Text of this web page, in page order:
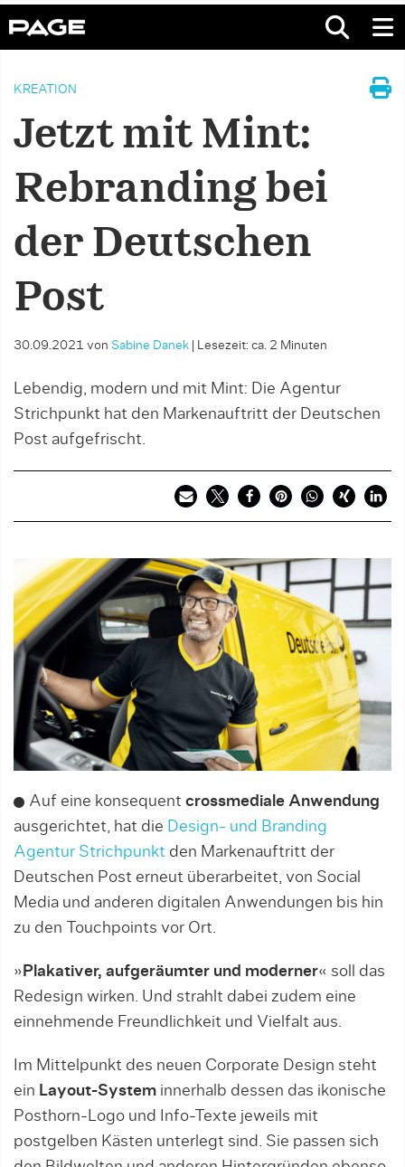
KREATION
Jetzt mit Mint:
Rebranding bei
der Deutschen
Post
30.09.2021 von Sabine Danek Lesezeit: ca. 2 Minuten
Lebendig, modern und mit Mint: Die Agentur
Strichpunkt hat den Markenauftritt der Deutschen
Post aufgefrischt.
Auf eine konsequent crossmediale Anwendung
ausgerichtet, hat die Design- und Branding
Agentur Strichpunkt den Markenauftritt der
Deutschen Post erneut überarbeitet, von Social
Media und anderen digitalen Anwendungen bis hin
zu den Touchpoints vor Ort.
» Plakativer, aufgeräumter und moderner« soll das
Redesign wirken. Und strahlt dabei zudem eine
einnehmende Freundlichkeit und Vielfalt aus.
Im Mittelpunkt des neuen Corporate Design steht
ein Layout-System innerhalb dessen das ikonische
Posthorn-Logo und Info-Texte jeweils mit
postgelben Kästen unterlegt sind. Sie passen sich